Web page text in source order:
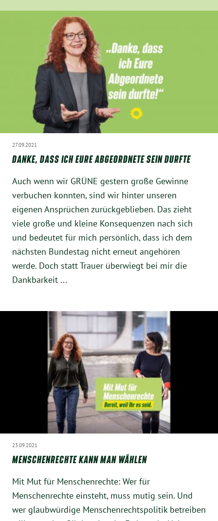
27.09.2021
DANKE, DASS ICH EURE ABGEORDNETE SEIN DURFTE
Auch wenn wir GRÜNE gestern große Gewinne
verbuchen konnten, sind wir hinter unseren
eigenen Ansprüchen zurückgeblieben. Das zieht
viele große und kleine Konsequenzen nach sich
und bedeutet für mich persönlich, dass ich dem
nächsten Bundestag nicht erneut angehören
werde. Doch statt Trauer überwiegt bei mir die
Dankbarkeit ...
23.09.2021
MENSCHENRECHTE KANN MAN WÄHLEN
Mit Mut für Menschenrechte: Wer für
Menschenrechte einsteht, muss mutig sein. Und
wer glaubwürdige Menschenrechtspolitik betreiben